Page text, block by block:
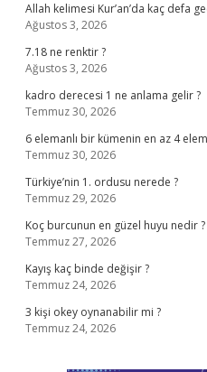
Allah kelimesi Kur’an’da kaç defa
Ağustos 3, 2026
7.18 ne renktir ?
Ağustos 3, 2026
kadro derecesi 1 ne anlama gelir ?
Temmuz 30, 2026
6 elemanlı bir kümenin en az 4
Temmuz 30, 2026
Türkiye’nin 1. ordusu nerede ?
Temmuz 29, 2026
Koç burcunun en güzel huyu nedir ?
Temmuz 27, 2026
Kayış kaç binde değişir ?
Temmuz 24, 2026
3 kişi okey oynanabilir mi ?
Temmuz 24, 2026